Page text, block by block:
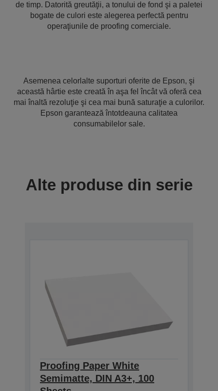
de timp. Datorită greutăţii, a tonului de fond şi a paletei
bogate de culori este alegerea perfectă pentru
operaţiunile de proofing comerciale.
Asemenea celorlalte suporturi oferite de Epson, şi
această hârtie este creată în aşa fel încât vă oferă cea
mai înaltă rezoluţie şi cea mai bună saturaţie a culorilor.
Epson garantează întotdeauna calitatea
consumabilelor sale.
Alte produse din serie
Proofing Paper White
Semimatte, DIN A3+, 100